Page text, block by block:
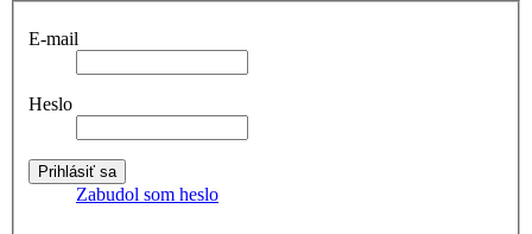
E-mail
Heslo
Zabudol som heslo